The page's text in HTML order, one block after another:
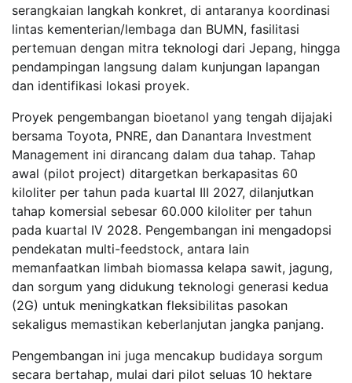
serangkaian langkah konkret, di antaranya koordinasi
lintas kementerian/lembaga dan BUMN, fasilitasi
pertemuan dengan mitra teknologi dari Jepang, hingga
pendampingan langsung dalam kunjungan lapangan
dan identifikasi lokasi proyek.
Proyek pengembangan bioetanol yang tengah dijajaki
bersama Toyota, PNRE, dan Danantara Investment
Management ini dirancang dalam dua tahap. Tahap
awal (pilot project) ditargetkan berkapasitas 60
kiloliter per tahun pada kuartal III 2027, dilanjutkan
tahap komersial sebesar 60.000 kiloliter per tahun
pada kuartal IV 2028. Pengembangan ini mengadopsi
pendekatan multi-feedstock, antara lain
memanfaatkan limbah biomassa kelapa sawit, jagung,
dan sorgum yang didukung teknologi generasi kedua
(2G) untuk meningkatkan fleksibilitas pasokan
sekaligus memastikan keberlanjutan jangka panjang.
Pengembangan ini juga mencakup budidaya sorgum
secara bertahap, mulai dari pilot seluas 10 hektare